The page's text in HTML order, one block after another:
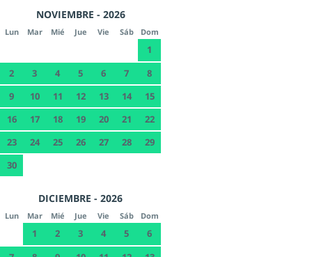
NOVIEMBRE - 2026
Lun Mar Mié Jue Vie Sáb Dom
1
2
3 4 5 6 7
8
9
10 11 12 13 14
15
16
17 18 19 20 21
22
23
24 25 26 27 28
29
30
DICIEMBRE - 2026
Lun Mar Mié Jue Vie Sáb Dom
1 2 3 4 5
6